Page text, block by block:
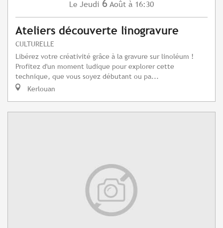
Le Jeudi 6 Août à 16:30
Ateliers découverte linogravure
CULTURELLE
Libérez votre créativité grâce à la gravure sur linoléum !
Profitez d'un moment ludique pour explorer cette
technique, que vous soyez débutant ou pa...
Kerlouan